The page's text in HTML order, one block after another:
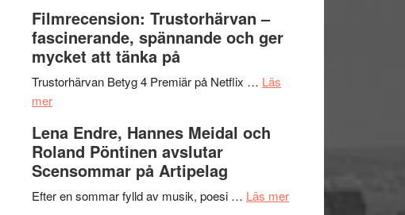
och
vidsträckta
Filmrecension: Trustorhärvan –
fascinerande, spännande och ger
mycket att tänka på
Trustorhärvan Betyg 4 Premiär på Netflix … Läs
merom
Trustorhärvan
–
fascinerande,
spännande
Lena Endre, Hannes Meidal och
Roland Pöntinen avslutar
Scensommar på Artipelag
Efter en sommar fylld av musik, poesi … Läs merom